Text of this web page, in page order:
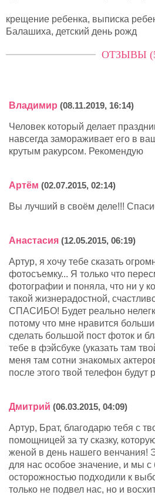
крещение ребенка, выписка
Балашиха, детский день рожд
ОТЗЫВЫ
Владимир (08.11.2019, 16:14)
Человек который делает
навсегда замораживает его в
крутым ракурсом. Рекомендую
Артём (02.07.2015, 02:14)
Вы лучший в своём деле!!!
Анастасия (12.05.2015, 06:19)
Артур, я хочу тебе сказать
фотосъемку... Я только что
фотографии и поняла, что ни у
такой жизнерадостной,
СПАСИБО! Будет реально
потому что мне нравится
сделать большой пост фоток и
тебе в фэйсбуке (указать там
меня там сотни знакомых
после этого твой телефон будут
Дмитрий (06.03.2015, 04:09)
Артур, Брат, благодарю тебя с
помощницей за ту сказку,
женой в день нашего венчания!
для нас особое значение, и мы
осторожностью подходили к
только не подвел нас, но и